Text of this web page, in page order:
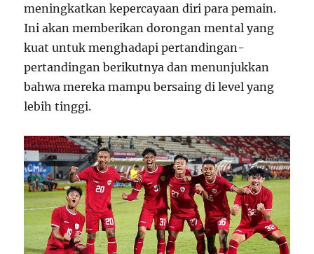
meningkatkan kepercayaan diri para pemain.
Ini akan memberikan dorongan mental yang
kuat untuk menghadapi pertandingan-
pertandingan berikutnya dan menunjukkan
bahwa mereka mampu bersaing di level yang
lebih tinggi.